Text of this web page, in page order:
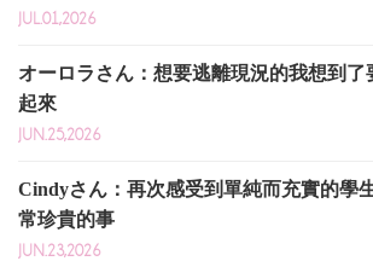
JUL.01,2026
オーロラさん：想要逃離現況的我想到了
起來
JUN.25,2026
Cindyさん：再次感受到單純而充實的學
常珍貴的事
JUN.23,2026